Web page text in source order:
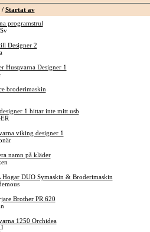
/ Startat av
programstrul
Designer 2
Husqvarna Designer 1
broderimaskin
1 hittar inte mitt usb
viking designer 1
namn på kläder
Hogar DUO Symaskin & Broderimaskin
Brother PR 620
1250 Orchidea